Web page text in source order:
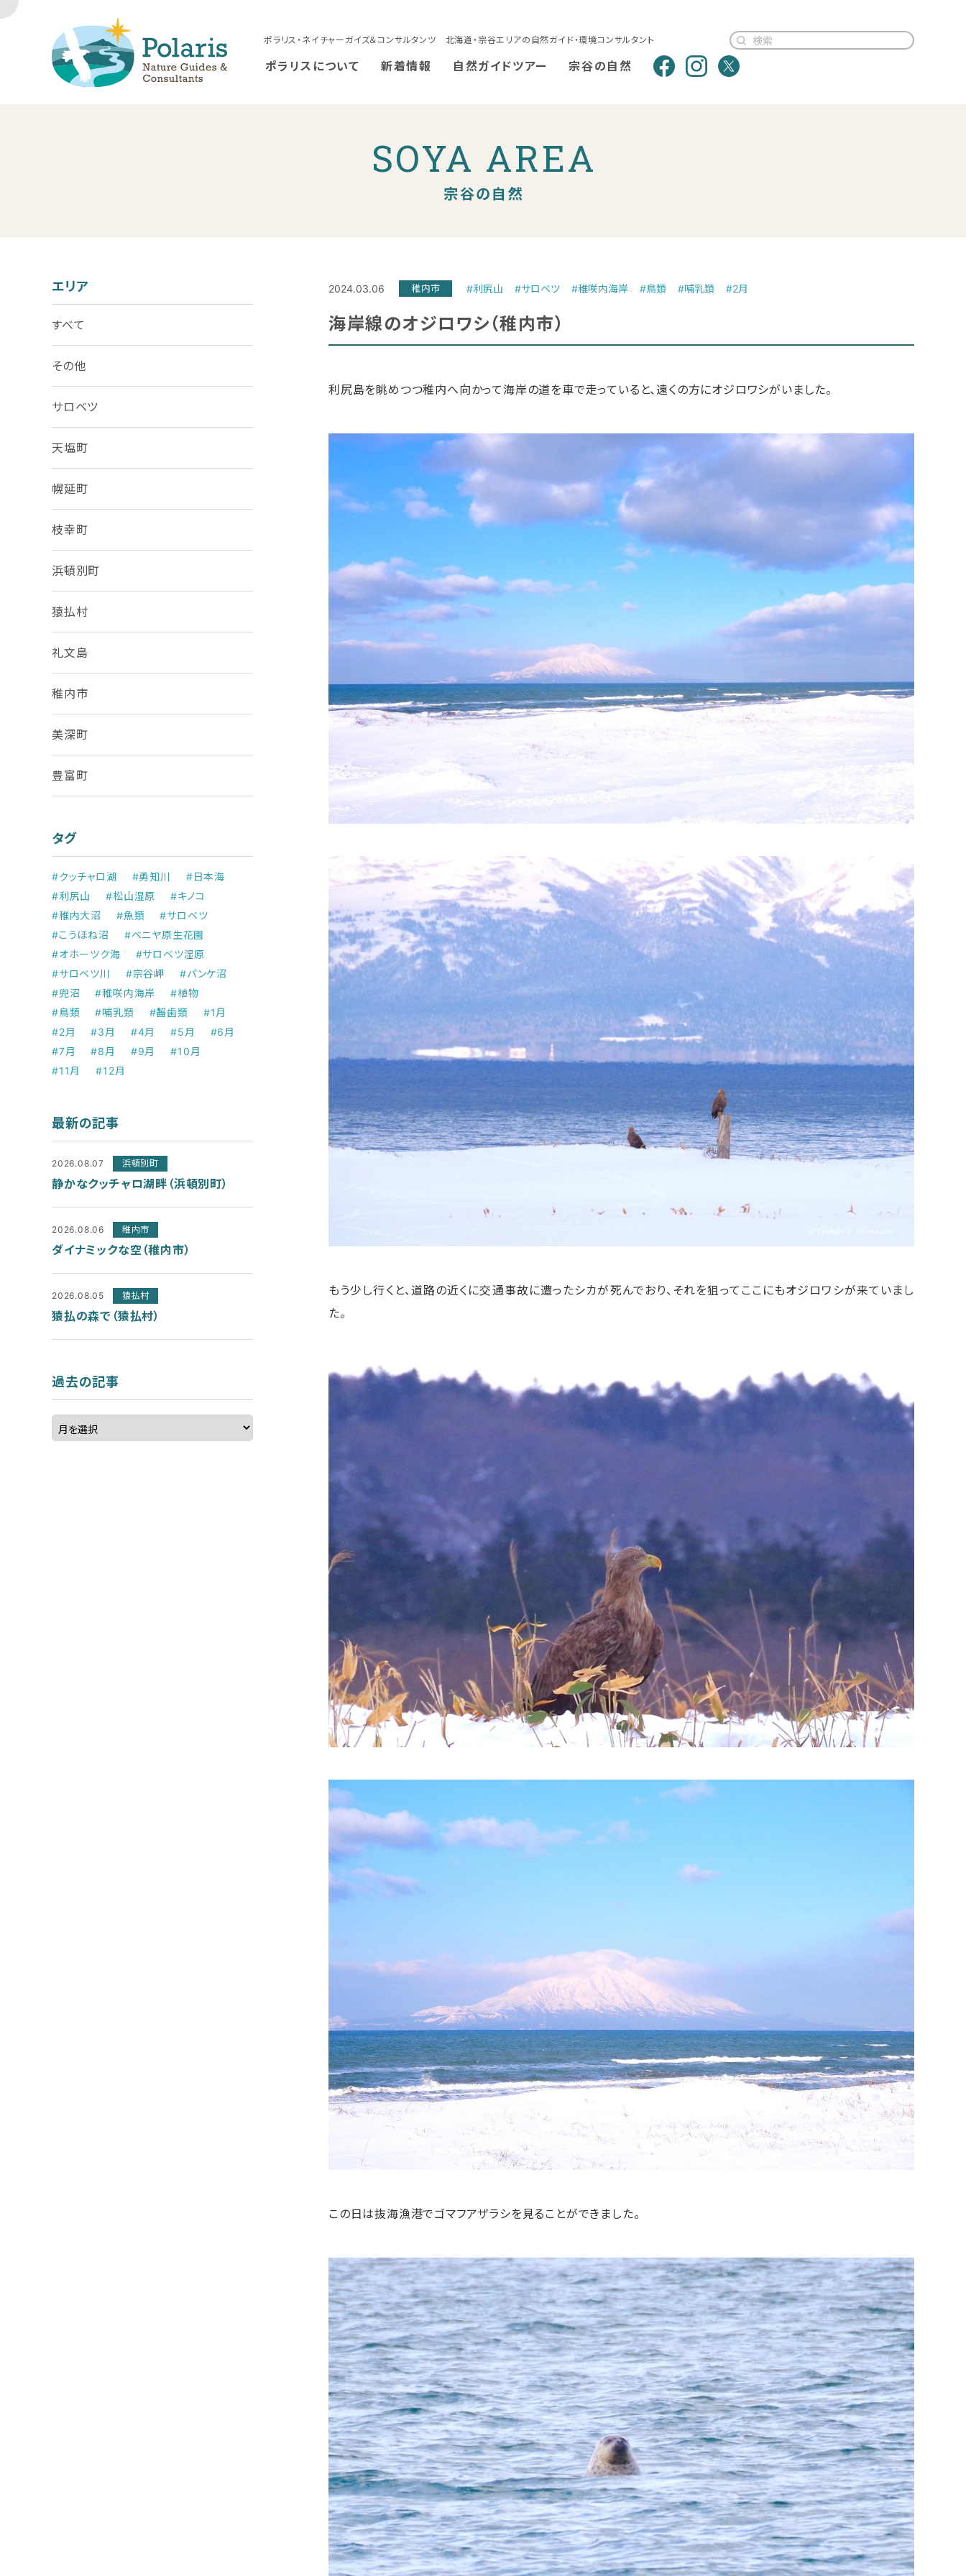
ポラリス・ネイチャーガイズ＆コンサルタンツ 北海道・宗谷エリアの自然ガイド・環境コンサルタント
ポラリスについて 新着情報 自然ガイドツアー 宗谷の自然
SOYA AREA
宗谷の自然
2024.03.06 稚内市 #利尻山 #サロベツ #稚咲内海岸 #鳥類 #哺乳類 #2月
海岸線のオジロワシ（稚内市）
利尻島を眺めつつ稚内へ向かって海岸の道を車で走っていると、遠くの方にオジロワシがいました。
もう少し行くと、道路の近くに交通事故に遭ったシカが死んでおり、それを狙ってここにもオジロワシが来ていまし
た。
この日は抜海漁港でゴマフアザラシを見ることができました。
エリア
すべて
その他
サロベツ
天塩町
幌延町
枝幸町
浜頓別町
猿払村
礼文島
稚内市
美深町
豊富町
タグ
#クッチャロ湖 #勇知川
#日本海
#利尻山
#松山湿原
#キノコ
#稚内大沼
#魚類
#サロベツ
#こうほね沼
#ベニヤ原生花園
#オホーツク海
#サロベツ湿原
#サロベツ川
#宗谷岬
#パンケ沼
#兜沼
#稚咲内海岸
#植物
#鳥類
#哺乳類 #齧歯類
#1月
#2月
#3月 #4月 #5月
#6月
#7月
#8月 #9月
#10月
#11月
#12月
最新の記事
2026.08.07 浜頓別町
静かなクッチャロ湖畔（浜頓別町）
2026.08.06 稚内市
ダイナミックな空（稚内市）
2026.08.05 猿払村
猿払の森で（猿払村）
過去の記事